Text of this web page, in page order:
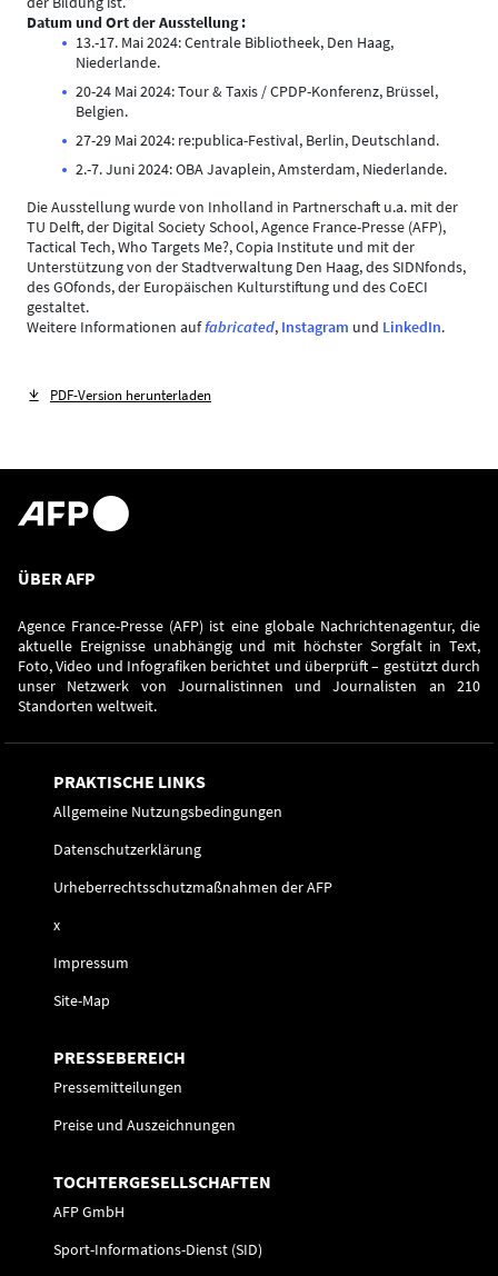
Datum und Ort der Ausstellung :
13.-17. Mai 2024: Centrale Bibliotheek, Den Haag,
Niederlande.
20-24 Mai 2024: Tour & Taxis / CPDP-Konferenz, Brüssel,
Belgien.
27-29 Mai 2024: re:publica-Festival, Berlin, Deutschland.
2.-7. Juni 2024: OBA Javaplein, Amsterdam, Niederlande.
Die Ausstellung wurde von Inholland in Partnerschaft u.a. mit der
TU Delft, der Digital Society School, Agence France-Presse (AFP),
Tactical Tech, Who Targets Me?, Copia Institute und mit der
Unterstützung von der Stadtverwaltung Den Haag, des SIDNfonds,
des GOfonds, der Europäischen Kulturstiftung und des CoECI
gestaltet.
Weitere Informationen auffabricated, Instagram und LinkedIn.
PDF-Version herunterladen
ÜBER AFP
Agence France-Presse (AFP) ist eine globale Nachrichtenagentur, die
aktuelle Ereignisse unabhängig und mit höchster Sorgfalt in Text,
Foto, Video und Infografiken berichtet und überprüft – gestützt durch
unser Netzwerk von Journalistinnen und Journalisten an 210
Standorten weltweit.
PRAKTISCHE LINKS
Allgemeine Nutzungsbedingungen
Datenschutzerklärung
Urheberrechtsschutzmaßnahmen der AFP
x
Impressum
Site-Map
PRESSEBEREICH
Pressemitteilungen
Preise und Auszeichnungen
TOCHTERGESELLSCHAFTEN
AFP GmbH
Sport-Informations-Dienst (SID)